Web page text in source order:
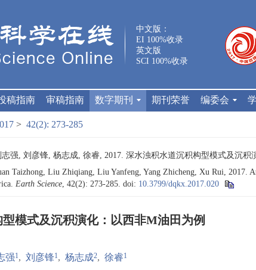
中文版：
EI 100%收录
英文版
SCI 100%收录
稿指南 审稿指南 数字期刊 期刊荣誉 编委会
> 42(2): 273-285
强, 刘彦锋, 杨志成, 徐睿, 2017. 深水浊积水道沉积构型模式及沉积
Taizhong, Liu Zhiqiang, Liu Yanfeng, Yang Zhicheng, Xu Rui,
Earth Science, 42(2): 273-285. doi: 10.3799/dqkx.2017.020
模式及沉积演化：以西非M油田为例
强1, 刘彦锋1, 杨志成2, 徐睿1